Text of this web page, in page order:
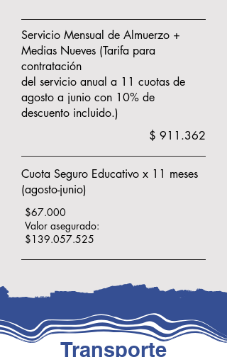
Servicio Mensual de Almuerzo +
Medias Nueves (Tarifa para
contratación
del servicio anual a 11 cuotas de
agosto a junio con 10% de
descuento incluido.)
$ 911.362
Cuota Seguro Educativo x 11 meses
(agosto-junio)
$67.000
Valor asegurado:
$139.057.525
Transporte